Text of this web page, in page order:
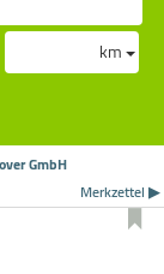
km
GmbH
Merkzettel ▶